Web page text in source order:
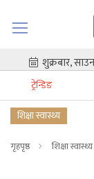
ट्रेन्डिङ
शिक्षा स्वास्थ्य
गृहपृष्ठ शिक्षा स्वास्थ्य